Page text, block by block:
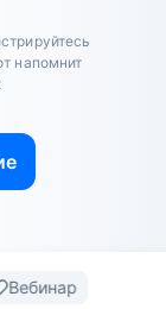
напомнит